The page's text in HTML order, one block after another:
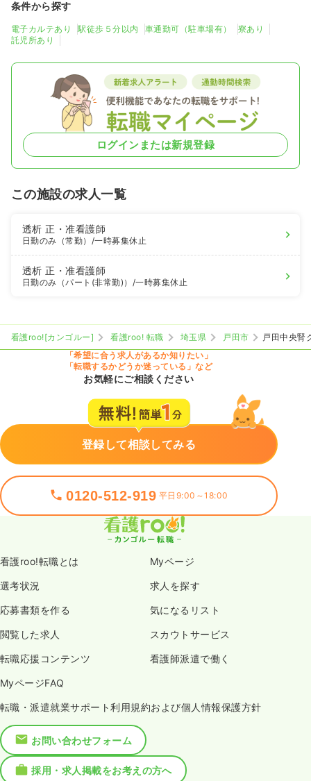
条件から探す
電子カルテあり 駅徒歩５分以内 車通勤可（駐車場有）
寮あり
託児所あり
ログインまたは新規登録
この施設の求人一覧
透析正・准看護師
日勤のみ（常勤） /一時募集休止
透析正・准看護師
日勤のみ（パート(非常勤)） /一時募集休止
看護roo![カンゴルー] 看護roo! 転職 埼玉県 戸田市
戸田中央腎
「希望に合う求人があるか知りたい」
「転職するかどうか迷っている」など
お気軽にご相談ください
登録して相談してみる
0120-512-919 平日9:00～18:00
看護roo!転職とは Myページ
選考状況 求人を探す
応募書類を作る 気になるリスト
閲覧した求人 スカウトサービス
転職応援コンテンツ 看護師派遣で働く
MyページFAQ
転職・派遣就業サポート利用規約および個人情報保護方針
お問い合わせフォーム
採用・求人掲載をお考えの方へ